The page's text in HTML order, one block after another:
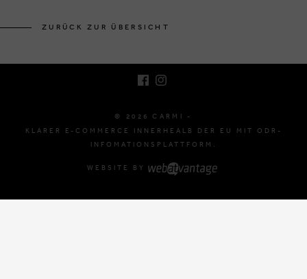
ZURÜCK ZUR ÜBERSICHT
© 2026 CARMI -
KLARER E-COMMERCE INNERHEALB DER EU MIT ODR-
INFOMATIONSPLATTFORM.
WEBSITE BY